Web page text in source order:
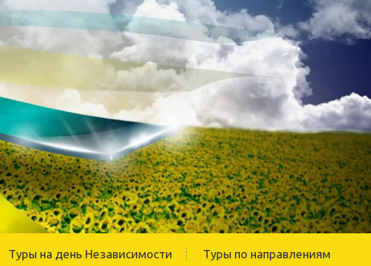
Туры на день Независимости Туры по направлениям